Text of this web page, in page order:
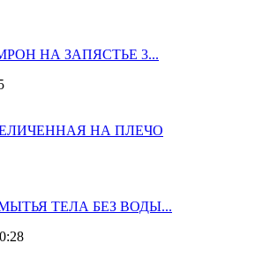
НА ЗАПЯСТЬЕ 3...
НА ПЛЕЧО
ТЕЛА БЕЗ ВОДЫ...